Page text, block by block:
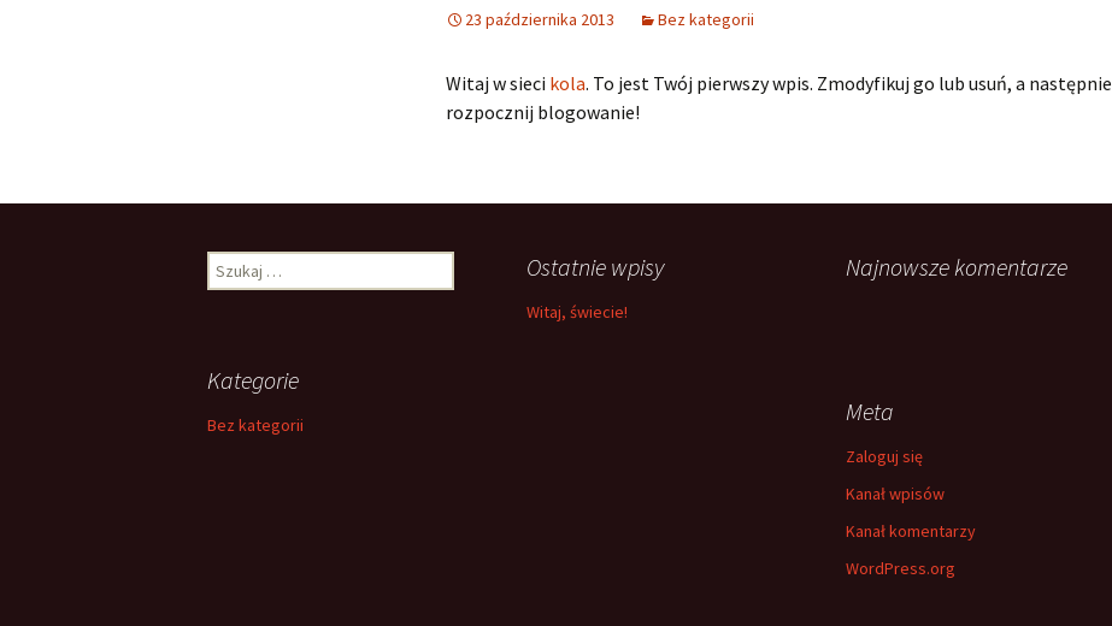
23 października 2013 Bez kategorii
Witaj w sieci kola. To jest Twój pierwszy wpis. Zmodyfikuj go lub usuń, a następnie
rozpocznij blogowanie!
Szukaj: Ostatnie wpisy
Witaj, świecie!
Najnowsze komentarze
Kategorie
Bez kategorii Meta
Zaloguj się
Kanał wpisów
Kanał komentarzy
WordPress.org